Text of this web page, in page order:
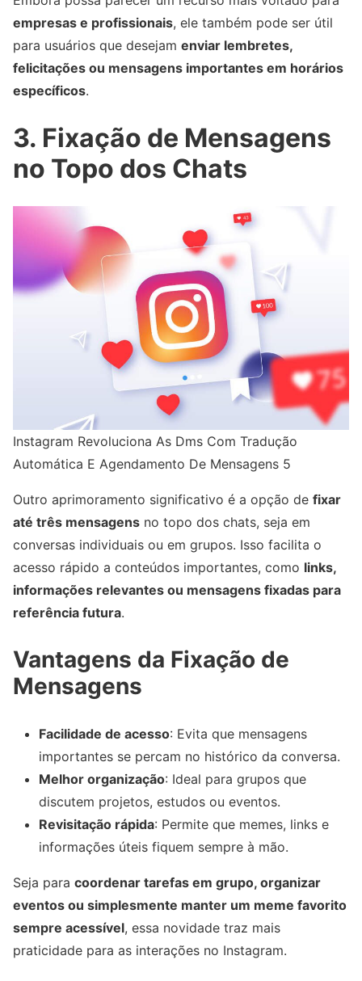
empresas e profissionais, ele também pode ser útil
para usuários que desejam enviar lembretes,
felicitações ou mensagens importantes em horários
específicos.
3. Fixação de Mensagens
no Topo dos Chats
Instagram Revoluciona As Dms Com Tradução
Automática E Agendamento De Mensagens 5
Outro aprimoramento significativo é a opção de fixar
até três mensagens no topo dos chats, seja em
conversas individuais ou em grupos. Isso facilita o
acesso rápido a conteúdos importantes, como links,
informações relevantes ou mensagens fixadas para
referência futura.
Vantagens da Fixação de
Mensagens
Facilidade de acesso: Evita que mensagens
importantes se percam no histórico da conversa.
Melhor organização: Ideal para grupos que
discutem projetos, estudos ou eventos.
Revisitação rápida: Permite que memes, links e
informações úteis fiquem sempre à mão.
Seja para coordenar tarefas em grupo, organizar
eventos ou simplesmente manter um meme favorito
sempre acessível, essa novidade traz mais
praticidade para as interações no Instagram.